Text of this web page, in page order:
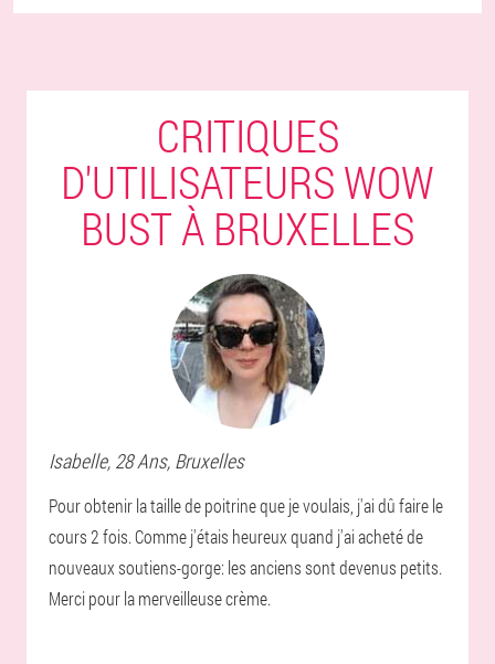
CRITIQUES
D'UTILISATEURS WOW
BUST À BRUXELLES
Isabelle, 28 Ans, Bruxelles
Pour obtenir la taille de poitrine que je voulais, j'ai dû faire le
cours 2 fois. Comme j'étais heureux quand j'ai acheté de
nouveaux soutiens-gorge: les anciens sont devenus petits.
Merci pour la merveilleuse crème.